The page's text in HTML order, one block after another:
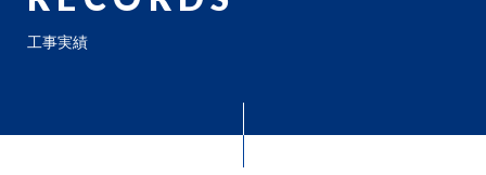
工事実績